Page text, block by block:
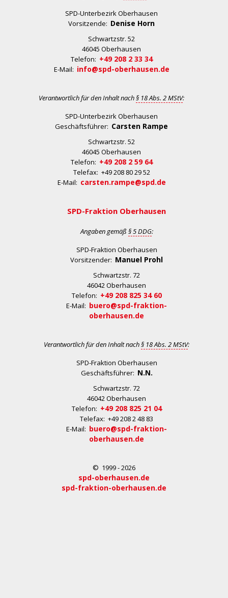
SPD-Unterbezirk Oberhausen
Vorsitzende: Denise Horn
Schwartzstr. 52
46045 Oberhausen
Telefon: +49 208 2 33 34
E-Mail: info@spd-oberhausen.de
Verantwortlich für den Inhalt nach§ 18 Abs. 2 MStV:
SPD-Unterbezirk Oberhausen
Geschäftsführer: Carsten Rampe
Schwartzstr. 52
46045 Oberhausen
Telefon: +49 208 2 59 64
Telefax: +49 208 80 29 52
E-Mail: carsten.rampe@spd.de
SPD-Fraktion Oberhausen
Angaben gemäß § 5 DDG:
SPD-Fraktion Oberhausen
Vorsitzender: Manuel Prohl
Schwartzstr. 72
46042 Oberhausen
Telefon: +49 208 825 34 60
E-Mail: buero@spd-fraktion-
oberhausen.de
Verantwortlich für den Inhalt nach§ 18 Abs. 2 MStV:
SPD-Fraktion Oberhausen
Geschäftsführer: N.N.
Schwartzstr. 72
46042 Oberhausen
Telefon: +49 208 825 21 04
Telefax: +49 208 2 48 83
E-Mail: buero@spd-fraktion-
oberhausen.de
© 1999 - 2026
spd-oberhausen.de
spd-fraktion-oberhausen.de